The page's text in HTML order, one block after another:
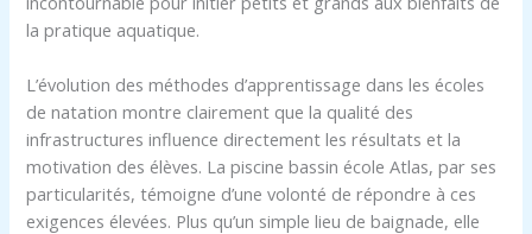
la pratique aquatique.
L’évolution des méthodes d’apprentissage dans les écoles
de natation montre clairement que la qualité des
infrastructures influence directement les résultats et la
motivation des élèves. La piscine bassin école Atlas, par ses
particularités, témoigne d’une volonté de répondre à ces
exigences élevées. Plus qu’un simple lieu de baignade, elle